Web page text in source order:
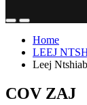
Home
LEEJ
Leej
COV ZAJ